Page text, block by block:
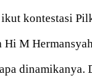
kontestasi
Hi M